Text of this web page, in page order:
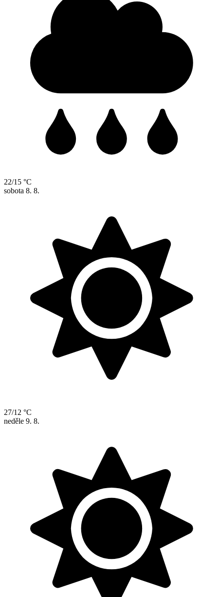
22/15 °C
sobota 8. 8.
27/12 °C
neděle 9. 8.